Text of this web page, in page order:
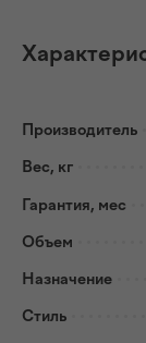
Производитель
Вес, кг
Гарантия, мес
Объем
Назначение
Стиль